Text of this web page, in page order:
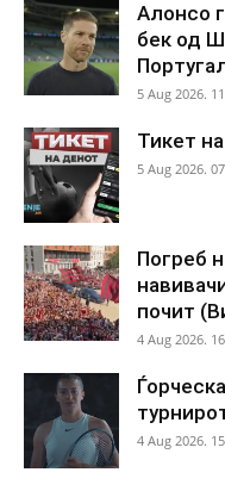
Алонсо
бек од
5 Aug 2026.
Тикет
5 Aug 2026.
Погреб
почит
4 Aug 2026.
4 Aug 2026.